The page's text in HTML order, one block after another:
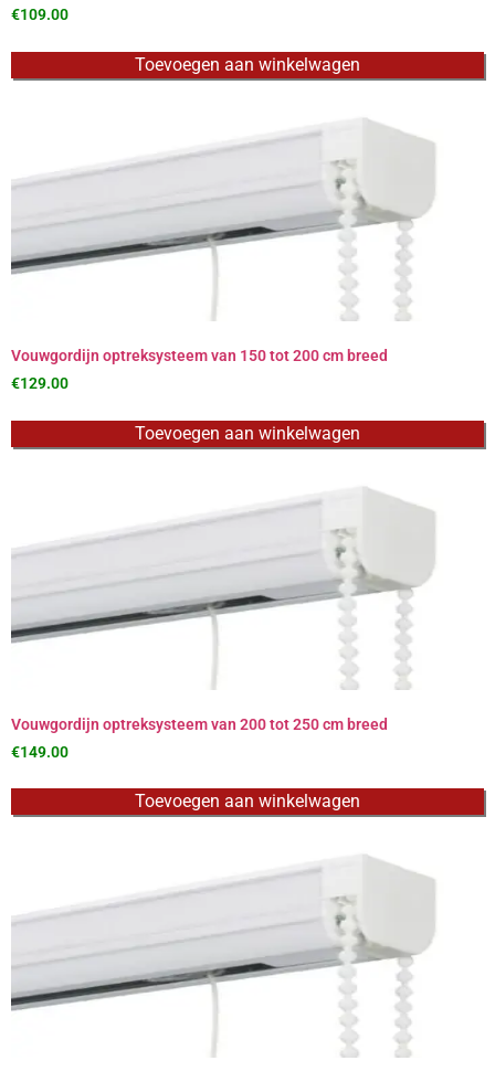
€109.00
Toevoegen aan winkelwagen
Vouwgordijn optreksysteem van 150 tot 200 cm breed
€129.00
Toevoegen aan winkelwagen
Vouwgordijn optreksysteem van 200 tot 250 cm breed
€149.00
Toevoegen aan winkelwagen